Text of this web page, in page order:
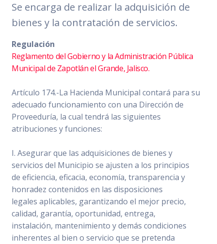
Se encarga de realizar la adquisición de
bienes y la contratación de servicios.
Regulación
Reglamento del Gobierno y la Administración Pública
Municipal de Zapotlán el Grande, Jalisco.
Artículo 174.-La Hacienda Municipal contará para su
adecuado funcionamiento con una Dirección de
Proveeduría, la cual tendrá las siguientes
atribuciones y funciones:
I. Asegurar que las adquisiciones de bienes y
servicios del Municipio se ajusten a los principios
de eficiencia, eficacia, economía, transparencia y
honradez contenidos en las disposiciones
legales aplicables, garantizando el mejor precio,
calidad, garantía, oportunidad, entrega,
instalación, mantenimiento y demás condiciones
inherentes al bien o servicio que se pretenda